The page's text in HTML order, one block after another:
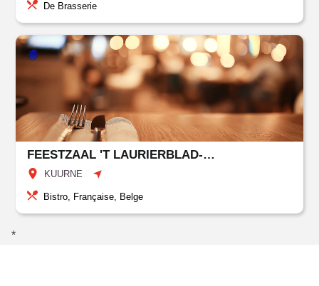
De Brasserie
FEESTZAAL 'T LAURIERBLAD-TAVERNE OUD GEMEENTEHUIS
KUURNE
Bistro, Française, Belge
*